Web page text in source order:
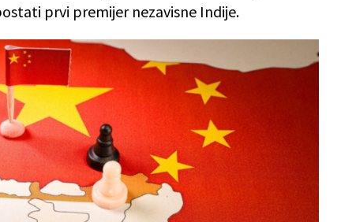
prvi premijer nezavisne Indije.